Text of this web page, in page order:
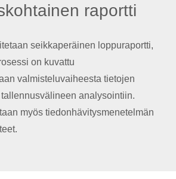
raportti
seikkaperäinen loppuraportti,
on kuvattu
valmisteluvaiheesta tietojen
analysointiin.
myös tiedonhävitysmenetelmän